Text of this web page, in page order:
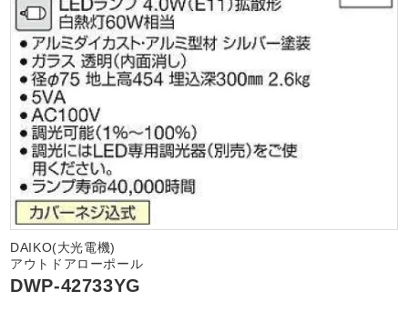
DAIKO(大光電機)
アウトドアローポール
DWP-42733YG